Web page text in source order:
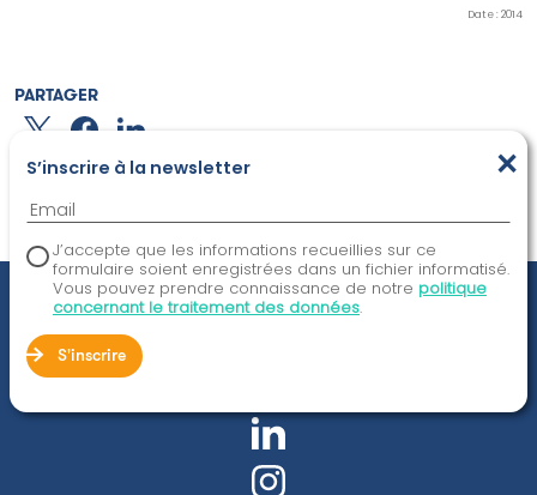
Date : 2014
PARTAGER
×
S’inscrire à la newsletter
J’accepte que les informations recueillies sur ce
formulaire soient enregistrées dans un fichier informatisé.
Vous pouvez prendre connaissance de notre politique
concernant le traitement des données.
S'inscrire